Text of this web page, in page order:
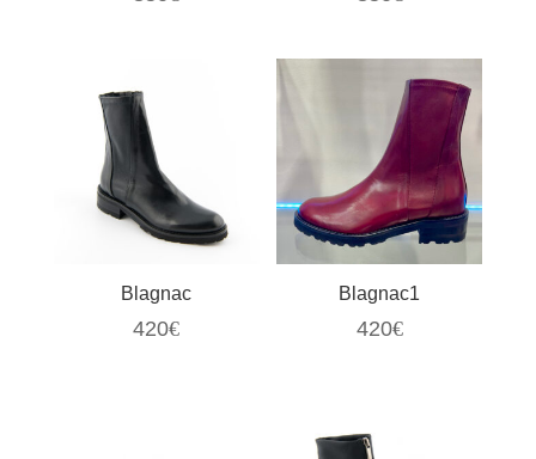
Blagnac
420€
Blagnac1
420€